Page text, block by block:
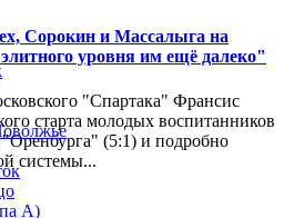
Сорокин и Массалыга на
уровня им ещё далеко"
"Спартака" Франсис
старта молодых воспитанников
(5:1) и подробно
системы...
А)